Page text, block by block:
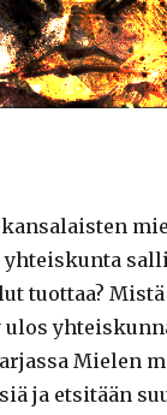
tuottaa?
Mielen
ja etsitään